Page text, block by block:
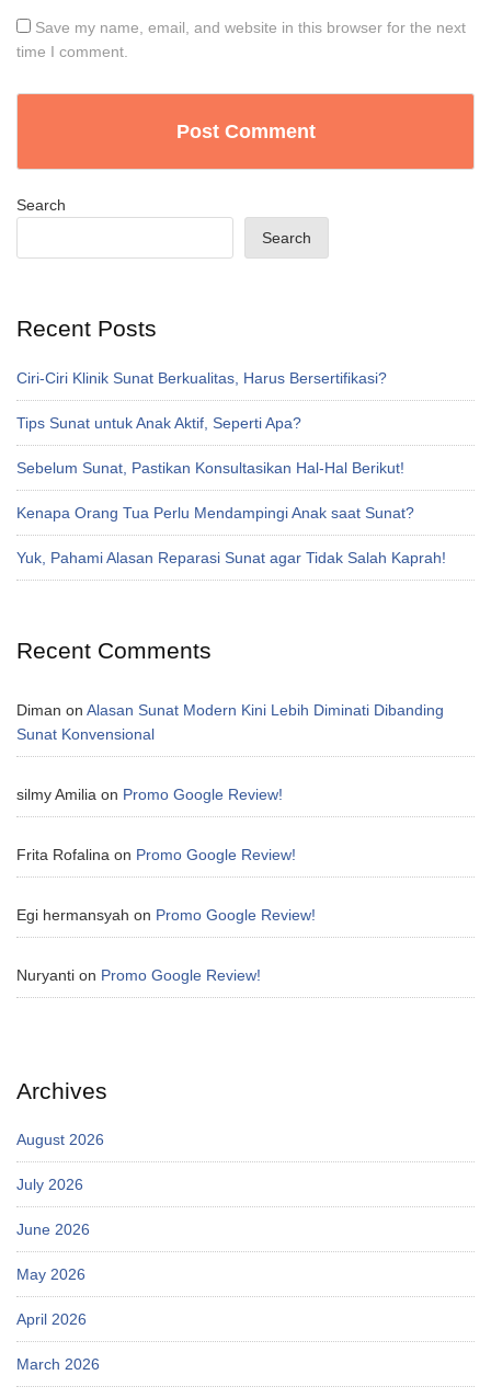
Save my name, email, and website in this browser for the next
time I comment.
Search
Search
Recent Posts
Ciri-Ciri Klinik Sunat Berkualitas, Harus Bersertifikasi?
Tips Sunat untuk Anak Aktif, Seperti Apa?
Sebelum Sunat, Pastikan Konsultasikan Hal-Hal Berikut!
Kenapa Orang Tua Perlu Mendampingi Anak saat Sunat?
Yuk, Pahami Alasan Reparasi Sunat agar Tidak Salah Kaprah!
Recent Comments
Diman on Alasan Sunat Modern Kini Lebih Diminati Dibanding
Sunat Konvensional
silmy Amilia on Promo Google Review!
Frita Rofalina on Promo Google Review!
Egi hermansyah on Promo Google Review!
Nuryanti on Promo Google Review!
Archives
August 2026
July 2026
June 2026
May 2026
April 2026
March 2026